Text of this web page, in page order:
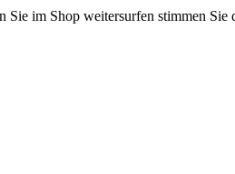
im Shop weitersurfen stimmen